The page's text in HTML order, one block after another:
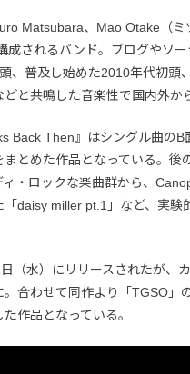
Matsubara、Mao Otake（ミ
成されるバンド。ブログやソ
、普及し始めた2010年代初頭
と共鳴した音楽性で国内外か
Back Then』はシングル曲の
とめた作品となっている。後
・ロックな楽曲群から、
「daisy miller pt.1」など、実験
（水）にリリースされたが、
。合わせて同作より「TGSO」
作品となっている。